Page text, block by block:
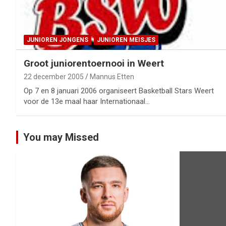
JUNIOREN JONGENS JUNIOREN MEISJES
Groot juniorentoernooi in Weert
22 december 2005 Mannus Etten
Op 7 en 8 januari 2006 organiseert Basketball Stars Weert
voor de 13e maal haar Internationaal…
You may Missed